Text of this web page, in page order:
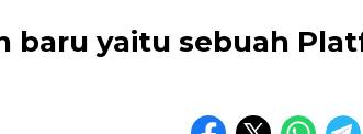
baru yaitu sebuah